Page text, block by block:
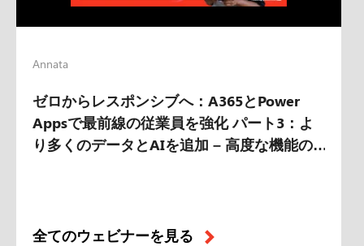
Annata
ゼロからレスポンシブへ：A365とPower
Appsで最前線の従業員を強化 パート3：よ
り多くのデータとAIを追加 – 高度な機能の
全てのウェビナーを見る